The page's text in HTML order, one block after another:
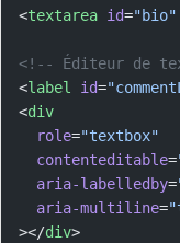
<textarea id="bio"
<!-- Éditeur de
<label id=
<div
  role
="textbox"
  contenteditable
=
  aria-labelledby
=
  aria-multiline
=
></div>